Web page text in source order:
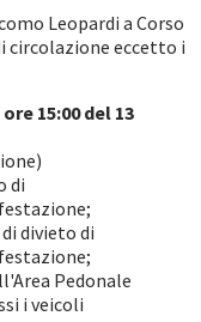
Leopardi a Corso
circolazione eccetto i
15:00 del 13
di
divieto di
Pedonale
i veicoli